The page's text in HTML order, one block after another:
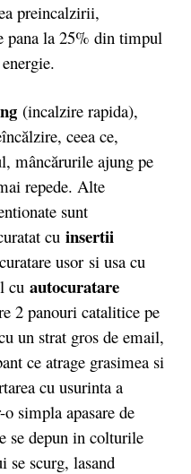
preincalzirii,
pana la 25% din timpul
(incalzire rapida),
ceea ce,
mâncărurile ajung pe
repede. Alte
sunt
cu insertii
usor si usa cu
cu autocuratare
2 panouri catalitice pe
un strat gros de email,
ce atrage grasimea si
cu usurinta a
simpla apasare de
se depun in colturile
se scurg, lasand